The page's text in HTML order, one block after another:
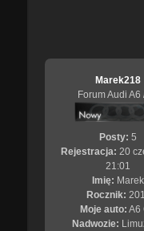
Marek218
Forum Audi A6
Posty: 5
Rejestracja: 20
21:01
Imię: Marek
Rocznik:
Moje auto: A6
Nadwozie: